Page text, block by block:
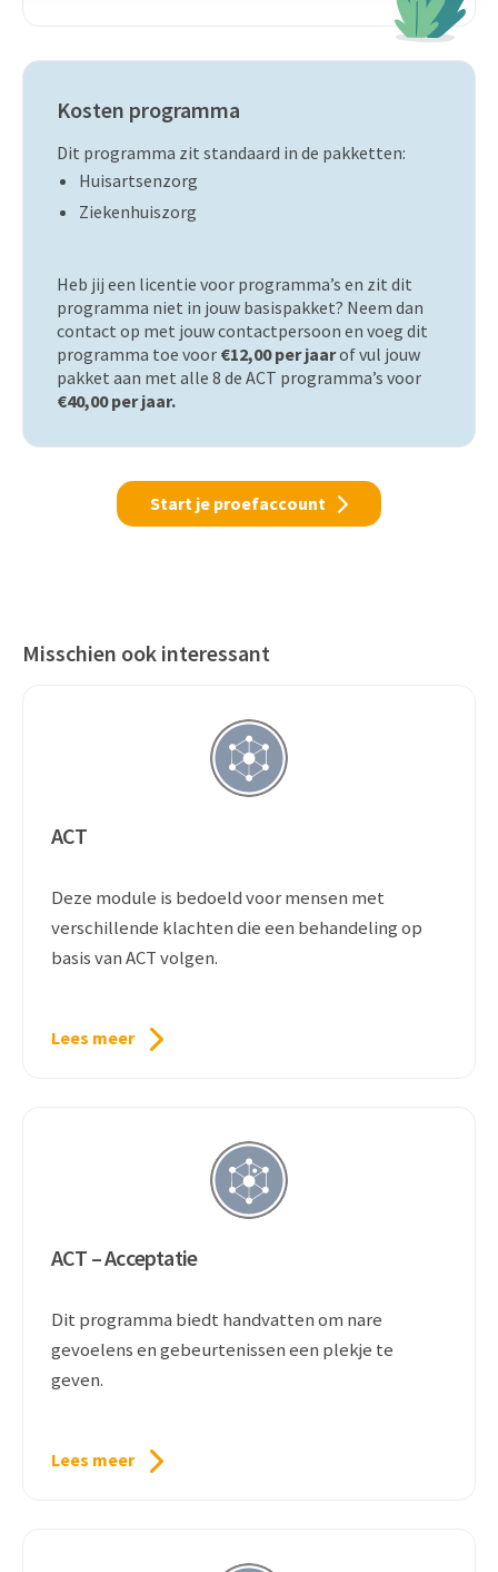
Kosten programma
Dit programma zit standaard in de pakketten:
Huisartsenzorg
Ziekenhuiszorg
Heb jij een licentie voor programma’s en zit dit
programma niet in jouw basispakket? Neem dan
contact op met jouw contactpersoon en voeg dit
programma toe voor €12,00 per jaarof vul jouw
pakket aan met alle 8 de ACT programma’s voor
€40,00 per jaar.
Start je proefaccount
Misschien ook interessant
ACT
Deze module is bedoeld voor mensen met
verschillende klachten die een behandeling op
basis van ACT volgen.
Lees meer
ACT – Acceptatie
Dit programma biedt handvatten om nare
gevoelens en gebeurtenissen een plekje te
geven.
Lees meer